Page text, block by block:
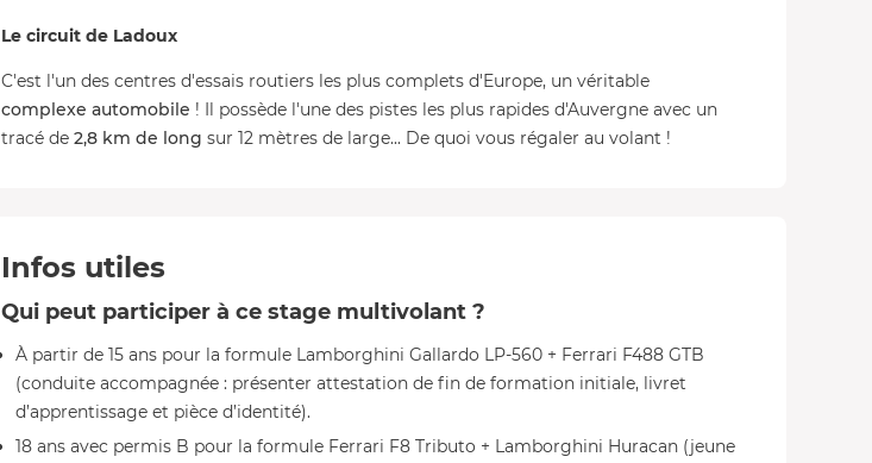
Le circuit de Ladoux
C'est l'un des centres d'essais routiers les plus complets d'Europe, un véritable
complexe automobile ! Il possède l'une des pistes les plus rapides d'Auvergne avec un
tracé de 2,8 km de long sur 12 mètres de large... De quoi vous régaler au volant !
Infos utiles
Qui peut participer à ce stage multivolant ?
À partir de 15 ans pour la formule Lamborghini Gallardo LP-560 + Ferrari F488 GTB
(conduite accompagnée : présenter attestation de fin de formation initiale, livret
d’apprentissage et pièce d’identité).
18 ans avec permis B pour la formule Ferrari F8 Tributo + Lamborghini Huracan (jeune